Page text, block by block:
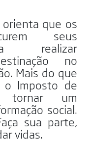
que os
seus
realizar
no
Mais do que
o Imposto de
tornar um
social.
sua parte,
vidas.